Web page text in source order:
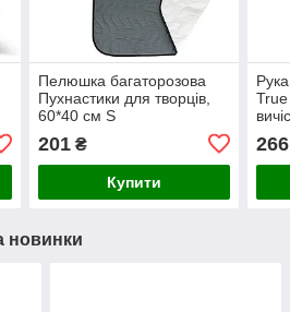
Пелюшка багаторозова
Пухнастики для творців,
60*40 см S
201₴
Купити
2шт/
266
новинки